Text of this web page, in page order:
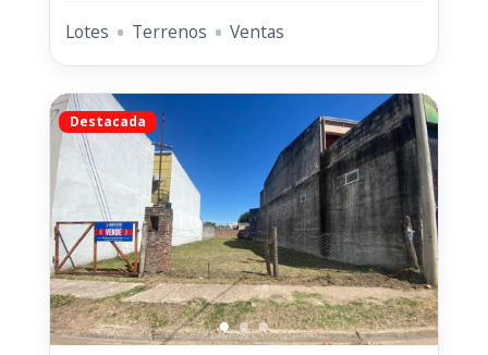
Lotes Terrenos Ventas
Destacada